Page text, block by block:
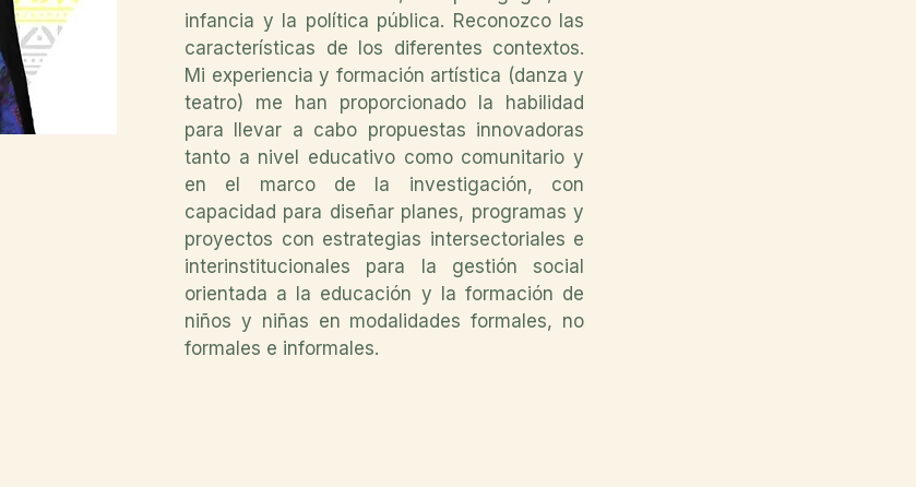
infancia y la política pública. Reconozco las
características de los diferentes contextos.
Mi experiencia y formación artística (danza y
teatro) me han proporcionado la habilidad
para llevar a cabo propuestas innovadoras
tanto a nivel educativo como comunitario y
en el marco de la investigación, con
capacidad para diseñar planes, programas y
proyectos con estrategias intersectoriales e
interinstitucionales para la gestión social
orientada a la educación y la formación de
niños y niñas en modalidades formales, no
formales e informales.